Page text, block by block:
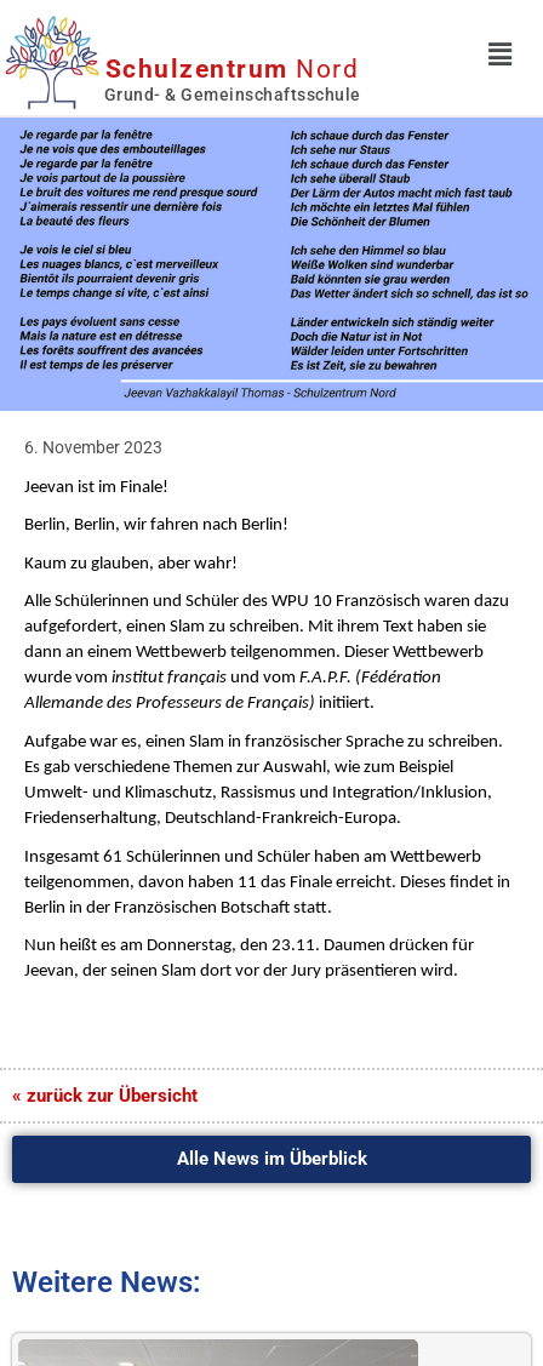
Schulzentrum Nord
Grund- & Gemeinschaftsschule
6. November 2023
Jeevan ist im Finale!
Berlin, Berlin, wir fahren nach Berlin!
Kaum zu glauben, aber wahr!
Alle Schülerinnen und Schüler des WPU 10 Französisch waren dazu
aufgefordert, einen Slam zu schreiben. Mit ihrem Text haben sie
dann an einem Wettbewerb teilgenommen. Dieser Wettbewerb
wurde vom institut français und vom F.A.P.F. (Fédération
Allemande des Professeurs de Français) initiiert.
Aufgabe war es, einen Slam in französischer Sprache zu schreiben.
Es gab verschiedene Themen zur Auswahl, wie zum Beispiel
Umwelt- und Klimaschutz, Rassismus und Integration/Inklusion,
Friedenserhaltung, Deutschland-Frankreich-Europa.
Insgesamt 61 Schülerinnen und Schüler haben am Wettbewerb
teilgenommen, davon haben 11 das Finale erreicht. Dieses findet in
Berlin in der Französischen Botschaft statt.
Nun heißt es am Donnerstag, den 23.11. Daumen drücken für
Jeevan, der seinen Slam dort vor der Jury präsentieren wird.
« zurück zur Übersicht
Alle News im Überblick
Weitere News: